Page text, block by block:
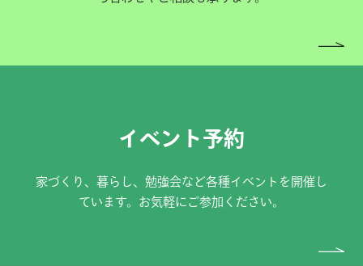
イベント予約
家づくり、暮らし、勉強会など各種イベントを開催し
ています。お気軽にご参加ください。